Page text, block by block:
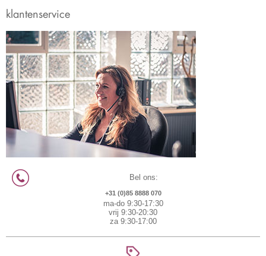
klantenservice
Bel ons:
+31 (0)85 8888 070
ma-do 9:30-17:30
vrij 9:30-20:30
za 9:30-17:00